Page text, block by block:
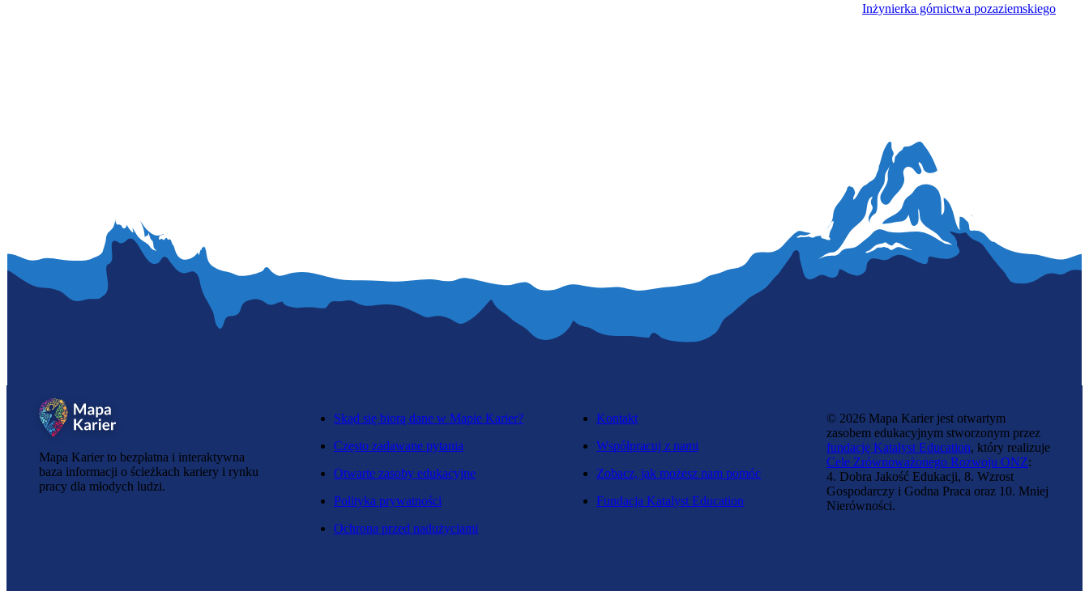
Inżynierka górnictwa pozaziemskiego
Mapa Karier to bezpłatna i interaktywna
baza informacji o ścieżkach kariery i rynku
pracy dla młodych ludzi.
Skąd się biorą dane w Mapie Karier?
Często zadawane pytania
Otwarte zasoby edukacyjne
Polityka prywatności
Ochrona przed nadużyciami
Kontakt
Współpracuj z nami
Zobacz, jak możesz nam pomóc
Fundacja Katalyst Education
© 2026 Mapa Karier jest otwartym
zasobem edukacyjnym stworzonym przez
fundację Katalyst Education, który realizuje
Cele Zrównoważonego Rozwoju ONZ:
4. Dobra Jakość Edukacji, 8. Wzrost
Gospodarczy i Godna Praca oraz 10. Mniej
Nierówności.